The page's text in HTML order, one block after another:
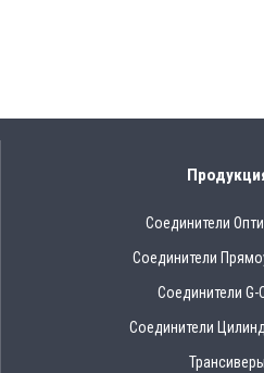
Соединители
Соединители
Соединители G-
Соединители
Трансиверы